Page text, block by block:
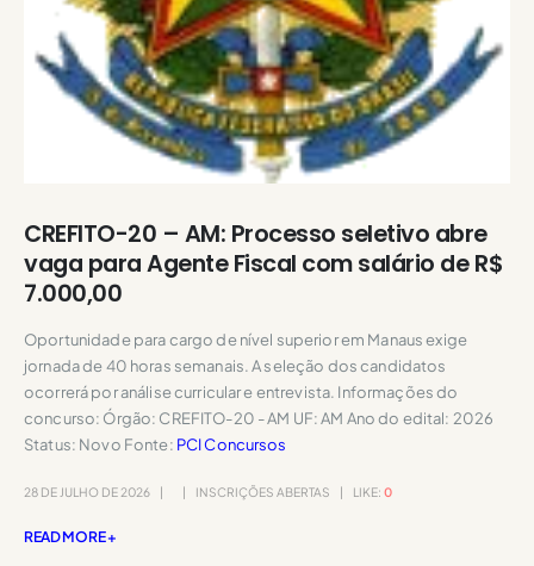
CREFITO-20 – AM: Processo seletivo abre
vaga para Agente Fiscal com salário de R$
7.000,00
Oportunidade para cargo de nível superior em Manaus exige
jornada de 40 horas semanais. A seleção dos candidatos
ocorrerá por análise curricular e entrevista. Informações do
concurso: Órgão: CREFITO-20 - AM UF: AM Ano do edital: 2026
Status: Novo Fonte: PCI Concursos
28 DE JULHO DE 2026 INSCRIÇÕES ABERTAS LIKE: 0
READ MORE +